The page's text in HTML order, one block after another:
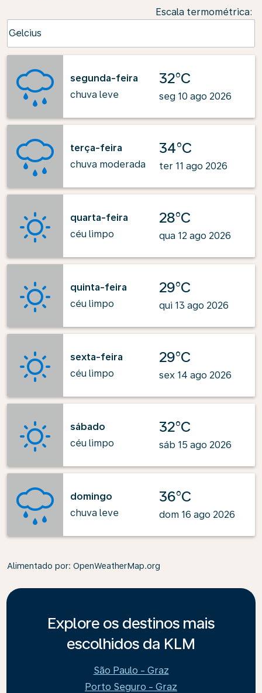
Escala termométrica:
Celcius
keyboard_arrow_down
segunda-feira
chuva leve
32°C
seg 10 ago 2026
terça-feira
chuva moderada
34°C
ter 11 ago 2026
quarta-feira
céu limpo
28°C
qua 12 ago 2026
quinta-feira
céu limpo
29°C
qui 13 ago 2026
sexta-feira
céu limpo
29°C
sex 14 ago 2026
sábado
céu limpo
32°C
sáb 15 ago 2026
domingo
chuva leve
36°C
dom 16 ago 2026
Alimentado por: OpenWeatherMap.org
Explore os destinos mais
escolhidos da KLM
São Paulo - Graz
Porto Seguro - Graz